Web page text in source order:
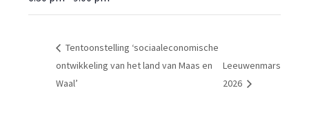
Tentoonstelling ‘sociaaleconomische
ontwikkeling van het land van Maas en
Waal’
Leeuwenmars
2026